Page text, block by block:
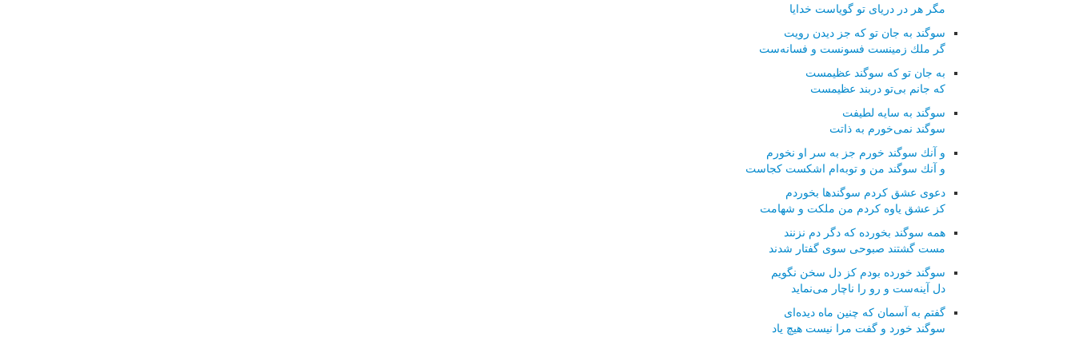
مگر هر در دریای تو گویاست خدایا
سوگند به جان تو كه جز دیدن رویت
گر ملك زمینست فسونست و فسانه‌ست
به جان تو كه سوگند عظیمست
كه جانم بی‌تو دربند عظیمست
سوگند به سایه لطیفت
سوگند نمی‌خورم به ذاتت
و آنك سوگند خورم جز به سر او نخورم
و آنك سوگند من و توبه‌ام اشكست كجاست
دعوی عشق كردم سوگندها بخوردم
كز عشق یاوه كردم من ملكت و شهامت
همه سوگند بخورده كه دگر دم نزنند
مست گشتند صبوحی سوی گفتار شدند
سوگند خورده بودم كز دل سخن نگویم
دل آینه‌ست و رو را ناچار می‌نماید
گفتم به آسمان كه چنین ماه دیده‌ای
سوگند خورد و گفت مرا نیست هیچ یاد